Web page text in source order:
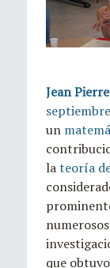
Jean
septiembre
un
lateoría
que